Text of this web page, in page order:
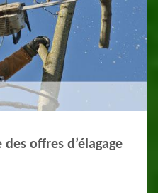
offres d’élagage